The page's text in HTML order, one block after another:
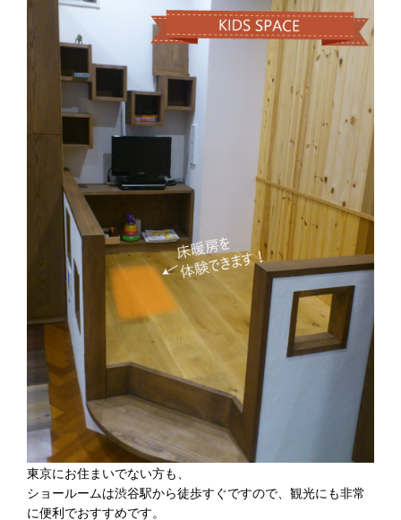
東京にお住まいでない方も、
ショールームは渋谷駅から徒歩すぐですので、観光にも非常
に便利でおすすめです。